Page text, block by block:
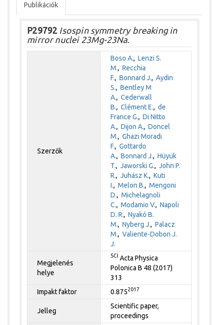
Publikációk
P29792 Isospin symmetry breaking in
mirror nuclei 23Mg-23Na.
Szerzők
Boso A.,Lenzi S.
M.,Recchia
F.,Bonnard J.,Aydin
S.,Bentley M
A.,Cederwall
B.,Clément E.,de
France G.,Di Nitto
A.,Dijon A.,Doncel
M.,Ghazi Moradi
F.,Gottardo
A.,Bonnard J.,Hüyük
T.,Jaworski G.,John P.
R.,Juhász K.,Kuti
I.,Melon B.,Mengoni
D.,Michelagnoli
C.,Modamio V.,Napoli
D. R.,Nyakó B.
M.,Nyberg J.,Palacz
M.,Valiente-Dobon J.
J.
Megjelenés
helye
SCI Acta Physica
Polonica B 48 (2017)
313
Impakt faktor
0.8752017
Jelleg
Scientific paper,
proceedings